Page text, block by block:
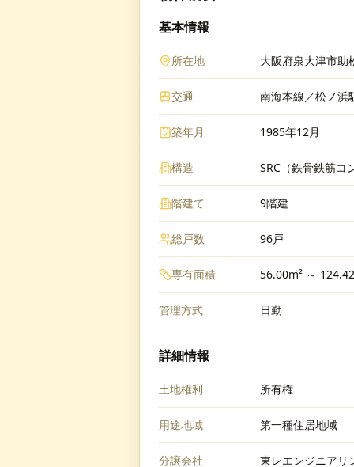
基本情報
所在地 大阪府泉大津市助
交通 南海本線／松ノ浜
築年月 1985年12月
構造 SRC（鉄骨鉄筋コ
階建て 9階建
総戸数 96戸
専有面積 56.00m² ～
管理方式 日勤
詳細情報
土地権利 所有権
用途地域 第一種住居地域
分譲会社 東レエンジニアリ